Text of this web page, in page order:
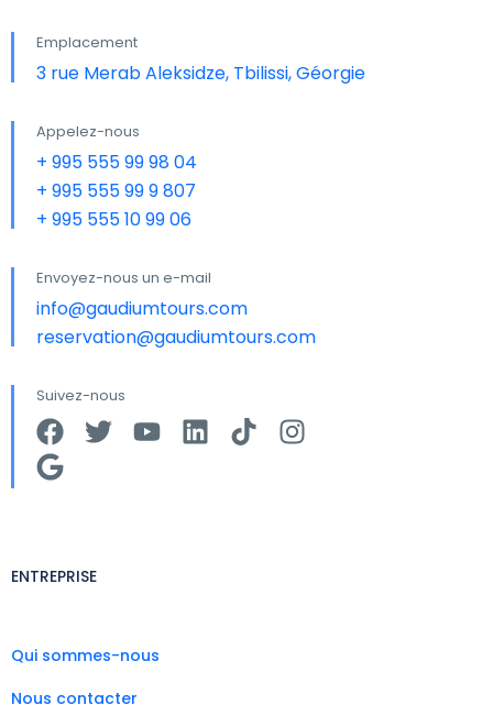
Emplacement
3 rue Merab Aleksidze, Tbilissi, Géorgie
Appelez-nous
+ 995 555 99 98 04
+ 995 555 99 9 807
+ 995 555 10 99 06
Envoyez-nous un e-mail
info@gaudiumtours.com
reservation@gaudiumtours.com
Suivez-nous
ENTREPRISE
Qui sommes-nous
Nous contacter